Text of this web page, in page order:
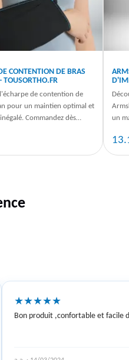
CONTENTION DE BRAS
TOUSORTHO.FR
de contention de
pour un maintien optimal et
Commandez dès
un
★★★★★
Bon produit ,confortable et facile